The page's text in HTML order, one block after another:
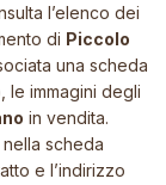
l’elenco dei
di Piccolo
una scheda
le immagini degli
in vendita.
scheda
e l’indirizzo